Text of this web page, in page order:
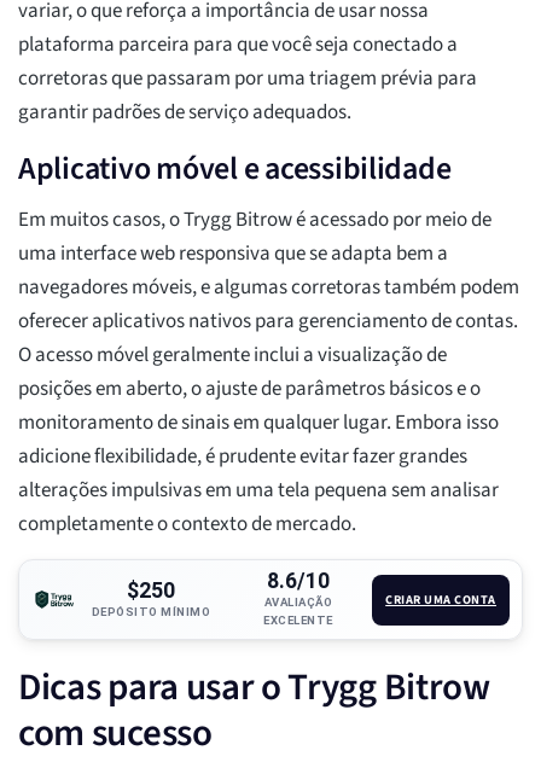
variar, o que reforça a importância de usar nossa
plataforma parceira para que você seja conectado a
corretoras que passaram por uma triagem prévia para
garantir padrões de serviço adequados.
Aplicativo móvel e acessibilidade
Em muitos casos, o Trygg Bitrow é acessado por meio de
uma interface web responsiva que se adapta bem a
navegadores móveis, e algumas corretoras também podem
oferecer aplicativos nativos para gerenciamento de contas.
O acesso móvel geralmente inclui a visualização de
posições em aberto, o ajuste de parâmetros básicos e o
monitoramento de sinais em qualquer lugar. Embora isso
adicione flexibilidade, é prudente evitar fazer grandes
alterações impulsivas em uma tela pequena sem analisar
completamente o contexto de mercado.
$250
DEPÓSITO MÍNIMO
8.6/10
AVALIAÇÃO
EXCELENTE
CRIAR UMA CONTA
Dicas para usar o Trygg Bitrow
com sucesso